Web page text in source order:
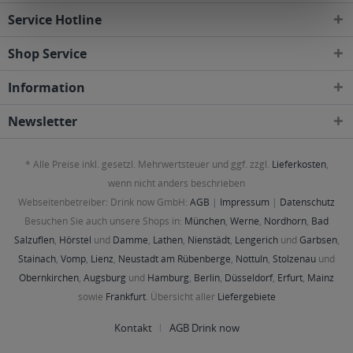
Service Hotline
Shop Service
Information
Newsletter
* Alle Preise inkl. gesetzl. Mehrwertsteuer und ggf. zzgl. Lieferkosten,
wenn nicht anders beschrieben
Webseitenbetreiber: Drink now GmbH: AGB | Impressum | Datenschutz
Besuchen Sie auch unsere Shops in: München, Werne, Nordhorn, Bad
Salzuflen, Hörstel und Damme, Lathen, Nienstädt, Lengerichund Garbsen,
Stainach, Vomp, Lienz, Neustadt am Rübenberge, Nottuln, Stolzenau und
Obernkirchen, Augsburg und Hamburg, Berlin, Düsseldorf, Erfurt, Mainz
sowie Frankfurt. Übersicht aller Liefergebiete
Kontakt AGB Drink now